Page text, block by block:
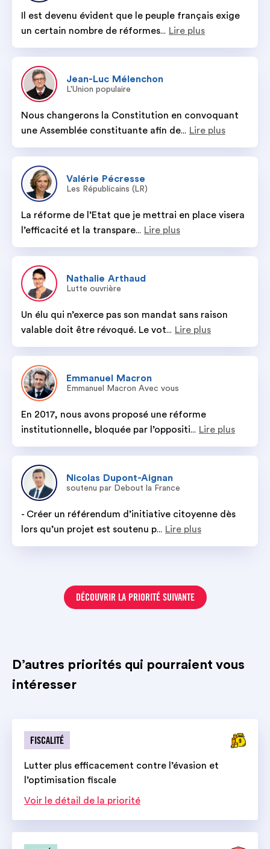
Il est devenu évident que le peuple français exige
un certain nombre de réformes... Lire plus
Jean-Luc Mélenchon
L'Union populaire
Nous changerons la Constitution en convoquant
une Assemblée constituante afin de... Lire plus
Valérie Pécresse
Les Républicains (LR)
La réforme de l’Etat que je mettrai en place visera
l’efficacité et la transpare... Lire plus
Nathalie Arthaud
Lutte ouvrière
Un élu qui n’exerce pas son mandat sans raison
valable doit être révoqué. Le vot... Lire plus
Emmanuel Macron
Emmanuel Macron Avec vous
En 2017, nous avons proposé une réforme
institutionnelle, bloquée par l’oppositi... Lire plus
Nicolas Dupont-Aignan
soutenu par Debout la France
- Créer un référendum d’initiative citoyenne dès
lors qu’un projet est soutenu p... Lire plus
DÉCOUVRIR LA PRIORITÉ SUIVANTE
D’autres priorités qui pourraient vous
intéresser
FISCALITÉ
Lutter plus efficacement contre l’évasion et
l’optimisation fiscale
Voir le détail de la priorité